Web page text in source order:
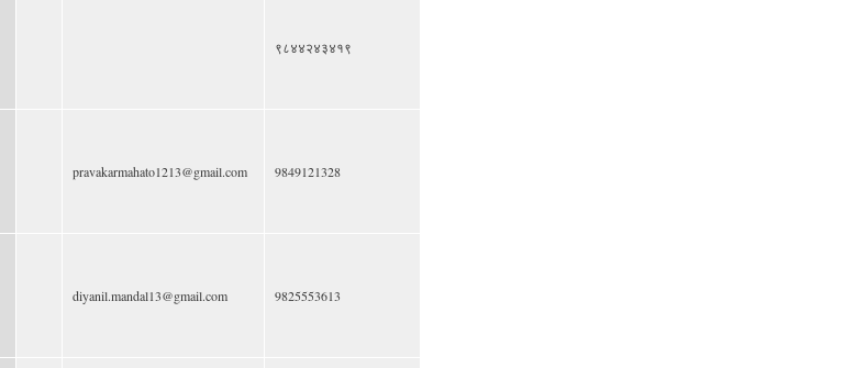
९८४४२४३४१९
pravakarmahato1213@gmail.com 9849121328
diyanil.mandal13@gmail.com 9825553613